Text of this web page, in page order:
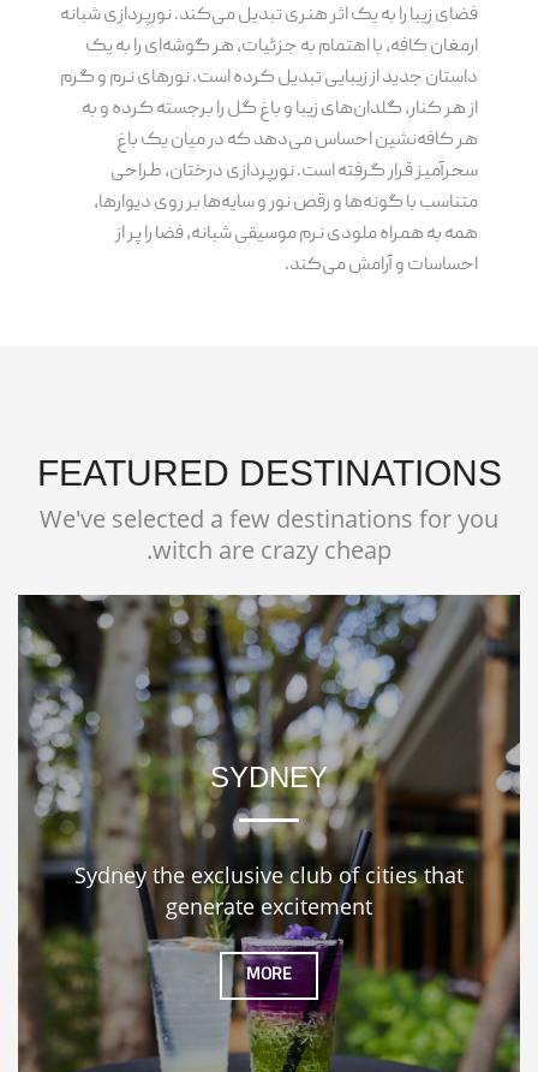
فضای زیبا را به یک اثر هنری تبدیل می‌کند. نورپردازی شبانه
ارمغان کافه، با اهتمام به جزئیات، هر گوشه‌ای را به یک
داستان جدید از زیبایی تبدیل کرده است. نورهای نرم و گرم
از هر کنار، گلدان‌های زیبا و باغ گل را برجسته کرده و به
هر کافه‌نشین احساس می‌دهد که در میان یک باغ
سحرآمیز قرار گرفته است. نورپردازی درختان، طراحی
متناسب با گونه‌ها و رقص نور و سایه‌ها بر روی دیوارها،
همه به همراه ملودی نرم موسیقی شبانه، فضا را پر از
احساسات و آرامش می‌کند.
FEATURED DESTINATIONS
We've selected a few destinations for you
witch are crazy cheap.
SYDNEY
Sydney the exclusive club of cities that
generate excitement
MORE